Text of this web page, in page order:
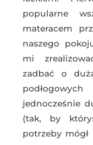
popularne
materacem
naszego
mi
zadbać o
jednocześnie
(tak, by
potrzeby mógł